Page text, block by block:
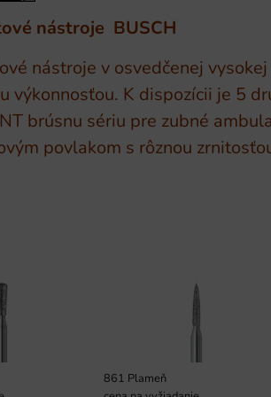
nástroje BUSCH
nástroje v osvedčenej
výkonnosťou. K dispozícii je 5
brúsnu sériu pre zubné
povlakom s rôznou
861 Plameň